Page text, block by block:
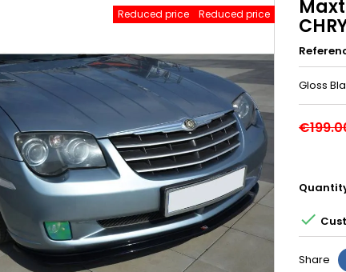
Reduced price
Reduced price
Gloss

Share